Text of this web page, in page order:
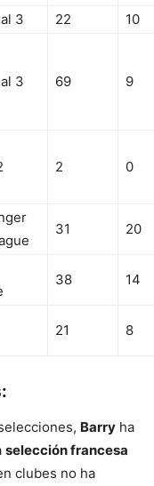
3 22 10
3 69 9
2 0
31 20
38 14
21 8
Barry ha
selección francesa
clubes no ha